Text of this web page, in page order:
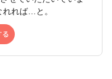
れば…と。